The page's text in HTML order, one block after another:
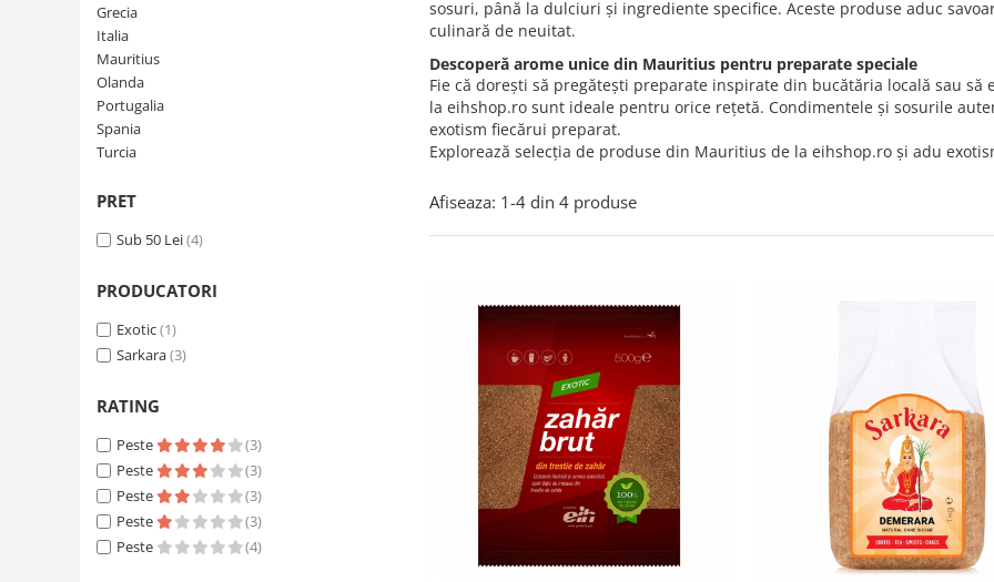
Condimente turcesti
Ghimbir murat la borcan
sosuri, până la dulciuri și ingrediente specifice. Aceste produse aduc
culinară de neuitat.
Descoperă arome unice din Mauritius pentru preparate speciale
Fie că dorești să pregătești preparate inspirate din bucătăria locală sau
la eihshop.ro sunt ideale pentru orice rețetă. Condimentele și sosurile
exotism fiecărui preparat.
Explorează selecția de produse din Mauritius de la eihshop.ro și adu
Grecia
Italia
Mauritius
Olanda
Portugalia
Spania
Turcia
PRET
Sub 50 Lei(4)
PRODUCATORI
Exotic(1)
Sarkara(3)
RATING
Peste
(3)
Peste
(3)
Peste
(3)
Peste
(3)
Peste
(4)
Afiseaza: 1-4 din 4 produse